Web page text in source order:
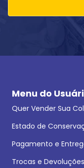
Menu do
Quer Vender Sua
Estado de
Pagamento e
Trocas e Devoluções